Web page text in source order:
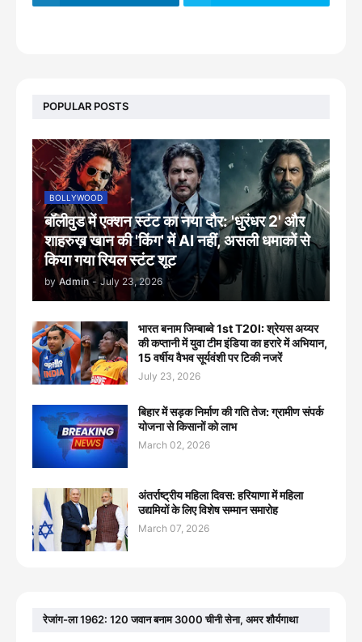
POPULAR POSTS
BOLLYWOOD
बॉलीवुड में एक्शन स्टंट का नया दौर: 'धुरंधर 2' और
शाहरुख़ खान की 'किंग' में AI नहीं, असली धमाकों से
किया गया रियल स्टंट शूट
by Admin - July 23, 2026
भारत बनाम जिम्बाब्वे 1st T20I: श्रेयस अय्यर
की कप्तानी में युवा टीम इंडिया का हरारे में अभियान,
15 वर्षीय वैभव सूर्यवंशी पर टिकी नजरें
July 23, 2026
बिहार में सड़क निर्माण की गति तेज: ग्रामीण संपर्क
योजना से किसानों को लाभ
March 02, 2026
अंतर्राष्ट्रीय महिला दिवस: हरियाणा में महिला
उद्यमियों के लिए विशेष सम्मान समारोह
March 07, 2026
रेजांग-ला 1962: 120 जवान बनाम 3000 चीनी सेना, अमर शौर्यगाथा